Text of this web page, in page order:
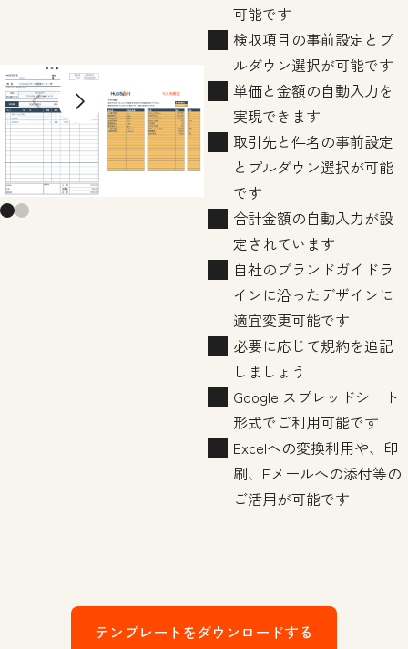
Previous slide
Next slide
可能です
検収項目の事前設定とプ
ルダウン選択が可能です
単価と金額の自動入力を
実現できます
取引先と件名の事前設定
とプルダウン選択が可能
です
合計金額の自動入力が設
定されています
自社のブランドガイドラ
インに沿ったデザインに
適宜変更可能です
必要に応じて規約を追記
しましょう
Google スプレッドシート
形式でご利用可能です
Excelへの変換利用や、印
刷、Eメールへの添付等の
ご活用が可能です
テンプレートをダウンロードする